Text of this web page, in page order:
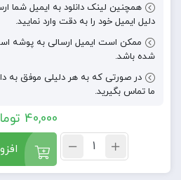
همچنین لینک دانلود به ایمیل شما
دلیل ایمیل خود را به دقت وارد نمایید.
شده باشد.
در صورتی که به هر دلیلی موفق به
ما تماس بگیرید.
40,000